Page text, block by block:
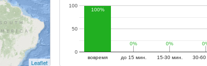
Leaflet
вовремя до 15 мин. 15-30 мин. 30-60
0
50
100
100%
0%
0% 0%
0%